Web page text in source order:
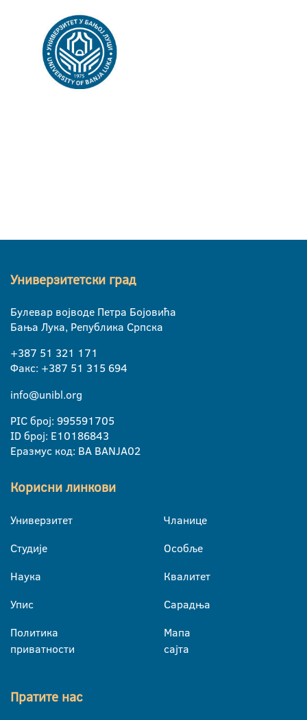
Универзитетски град
Булевар војводе Петра Бојовића
Бања Лука, Република Српска
+387 51 321 171
Факс: +387 51 315 694
info@unibl.org
PIC број: 995591705
ID број: E10186843
Еразмус код: BA BANJA02
Корисни линкови
Универзитет
Студије
Наука
Упис
Политика
приватности
Чланице
Особље
Квалитет
Сарадња
Мапа
сајта
Пратите нас